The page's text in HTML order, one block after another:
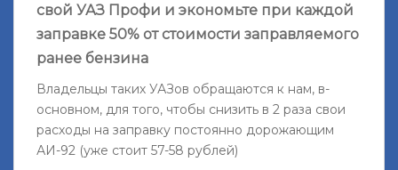
свой УАЗ Профи и экономьте при каждой
заправке 50% от стоимости заправляемого
ранее бензина
Владельцы таких УАЗов обращаются к нам, в-
основном, для того, чтобы снизить в 2 раза свои
расходы на заправку постоянно дорожающим
АИ-92 (уже стоит 57-58 рублей)